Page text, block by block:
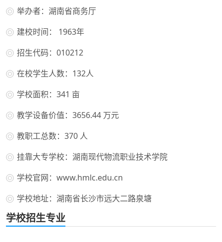
举办者：湖南省商务厅
建校时间： 1963年
招生代码：010212
在校学生人数：132人
学校面积：341 亩
教学设备价值：3656.44 万元
教职工总数：370 人
挂靠大专学校：湖南现代物流职业技术学院
学校官网：www.hmlc.edu.cn
学校地址：湖南省长沙市远大二路泉塘
学校招生专业